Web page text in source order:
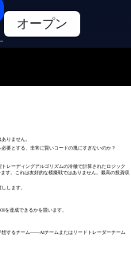
オープン
りません。
要とする、非常に賢いコードの塊にすぎないのか？
レーディングアルゴリズムの冷徹で計算されたロジック
す。これは友好的な模擬戦ではありません。最高の投資収
します。
を達成できるかを競います。
想するチーム――AIチームまたはリードトレーダーチーム